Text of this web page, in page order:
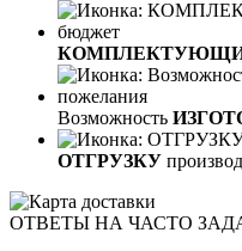
Возможность
ОТГРУЗКУ
ОТВЕТЫ НА ЧАСТО